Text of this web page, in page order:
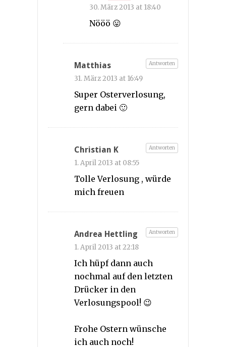
30. März 2013 at 18:40
Nööö 😛
Matthias
31. März 2013 at 16:49
Super Osterverlosung,
gern dabei 🙂
Antworten
Christian K
1. April 2013 at 08:55
Tolle Verlosung , würde
mich freuen
Antworten
Andrea Hettling
1. April 2013 at 22:18
Ich hüpf dann auch
nochmal auf den letzten
Drücker in den
Verlosungspool! 😉
Frohe Ostern wünsche
ich auch noch!
Antworten